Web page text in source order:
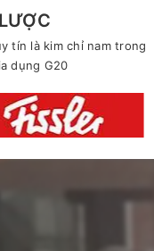
tín là kim chỉ nam trong
dụng G20